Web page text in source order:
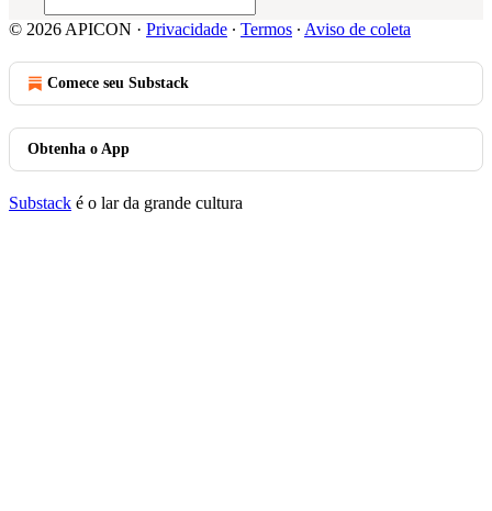
© 2026 APICON · Privacidade ∙ Termos ∙ Aviso de coleta
Comece seu Substack
Obtenha o App
Substack é o lar da grande cultura